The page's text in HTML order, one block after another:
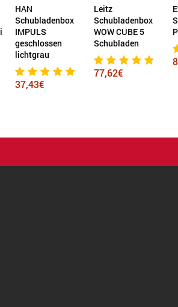
Schubladenbox
WOW CUBE 5
Schubladen
77,62€
POP-BOX
85,37€